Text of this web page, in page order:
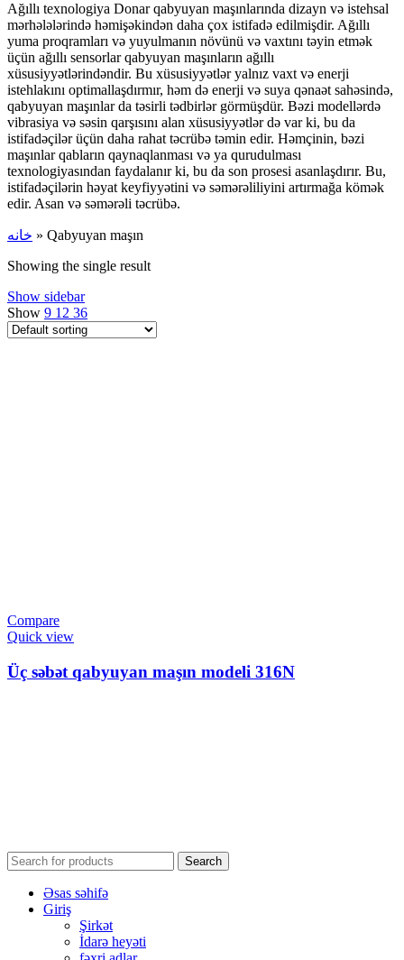
Ağıllı texnologiya Donar qabyuyan maşınlarında dizayn və istehsal
mərhələlərində həmişəkindən daha çox istifadə edilmişdir. Ağıllı
yuma proqramları və yuyulmanın növünü və vaxtını təyin etmək
üçün ağıllı sensorlar qabyuyan maşınların ağıllı
xüsusiyyətlərindəndir. Bu xüsusiyyətlər yalnız vaxt və enerji
istehlakını optimallaşdırmır, həm də enerji və suya qənaət sahəsində,
qabyuyan maşınlar da təsirli tədbirlər görmüşdür. Bəzi modellərdə
vibrasiya və səsin qarşısını alan xüsusiyyətlər də var ki, bu da
istifadəçilər üçün daha rahat təcrübə təmin edir. Həmçinin, bəzi
maşınlar qabların qaynaqlanması və ya qurudulması
texnologiyasından faydalanır ki, bu da son prosesi asanlaşdırır. Bu,
istifadəçilərin həyat keyfiyyətini və səmərəliliyini artırmağa kömək
edir. Asan və səmərəli təcrübə.
خانه » Qabyuyan maşın
Showing the single result
Show sidebar
Show 9 12 36
Compare
Quick view
Üç səbət qabyuyan maşın modeli 316N
Search
Əsas səhifə
Giriş
Şirkət
İdarə heyəti